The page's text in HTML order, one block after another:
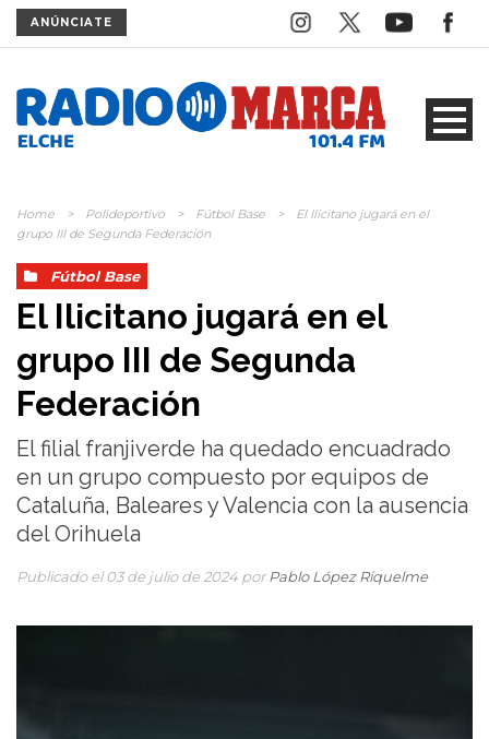
ANÚNCIATE
Home > Polideportivo > Fútbol Base >
El Ilicitano jugará en el
grupo III de Segunda Federación
Fútbol Base
El Ilicitano jugará en el
grupo III de Segunda
Federación
El filial franjiverde ha quedado encuadrado
en un grupo compuesto por equipos de
Cataluña, Baleares y Valencia con la ausencia
del Orihuela
Publicado el 03 de julio de 2024 por Pablo López Riquelme